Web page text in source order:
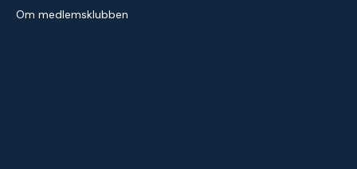
Om medlemsklubben